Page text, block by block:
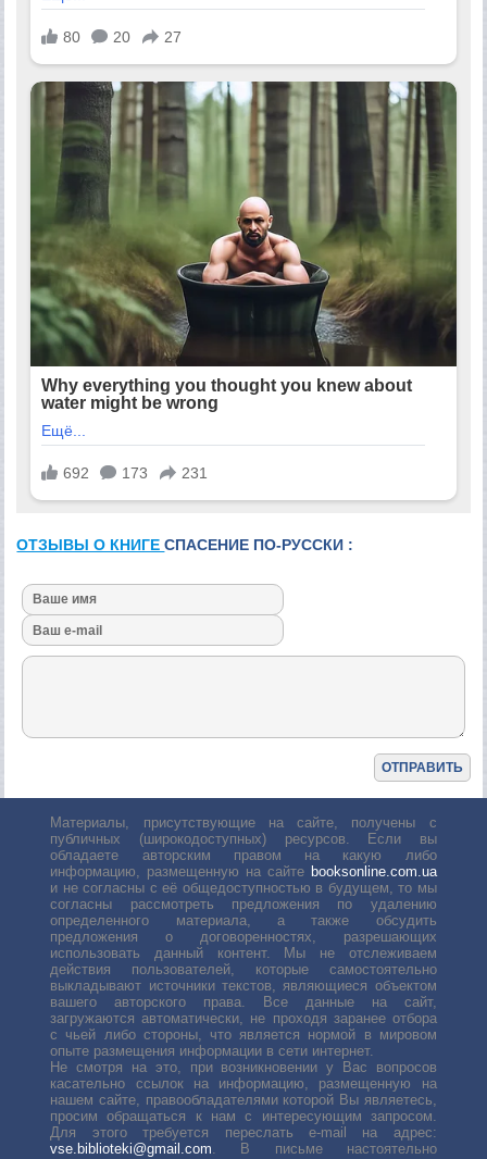
ОТЗЫВЫ О КНИГЕСПАСЕНИЕ ПО-РУССКИ :
Материалы, присутствующие на сайте, получены с
публичных (широкодоступных) ресурсов. Если вы
обладаете авторским правом на какую либо
информацию, размещенную на сайте booksonline.com.ua
и не согласны с её общедоступностью в будущем, то мы
согласны рассмотреть предложения по удалению
определенного материала, а также обсудить
предложения о договоренностях, разрешающих
использовать данный контент. Мы не отслеживаем
действия пользователей, которые самостоятельно
выкладывают источники текстов, являющиеся объектом
вашего авторского права. Все данные на сайт,
загружаются автоматически, не проходя заранее отбора
с чьей либо стороны, что является нормой в мировом
опыте размещения информации в сети интернет.
Не смотря на это, при возникновении у Вас вопросов
касательно ссылок на информацию, размещенную на
нашем сайте, правообладателями которой Вы являетесь,
просим обращаться к нам с интересующим запросом.
Для этого требуется переслать е-mail на адрес:
vse.biblioteki@gmail.com. В письме настоятельно